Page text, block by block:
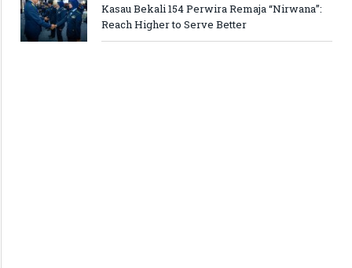
Kasau Bekali 154 Perwira Remaja “Nirwana”:
Reach Higher to Serve Better